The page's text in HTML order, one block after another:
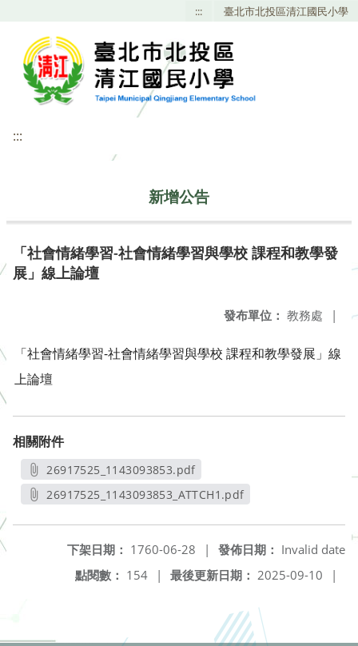
::: 臺北市北投區清江國民小學
:::
新增公告
「社會情緒學習-社會情緒學習與學校 課程和教學發
展」線上論壇
發布單位： 教務處 |
「社會情緒學習-社會情緒學習與學校 課程和教學發展」線
上論壇
相關附件
26917525_1143093853.pdf
另開新視窗
26917525_1143093853_ATTCH1.pdf
發佈日期： Invalid date
下架日期： 1760-06-28
|
最後更新日期： 2025-09-10 |
點閱數： 154 |